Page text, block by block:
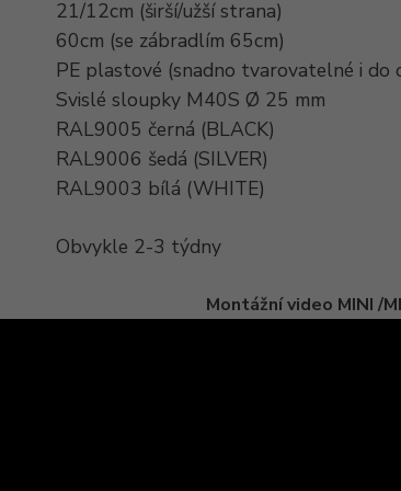
21/12cm (širší/užší strana)
60cm (se zábradlím 65cm)
PE plastové (snadno tvarovatelné i do
Svislé sloupky M40S Ø 25 mm
RAL9005 černá (BLACK)
RAL9006 šedá (SILVER)
RAL9003 bílá (WHITE)
Obvykle 2-3 týdny
Montážní video MINI /